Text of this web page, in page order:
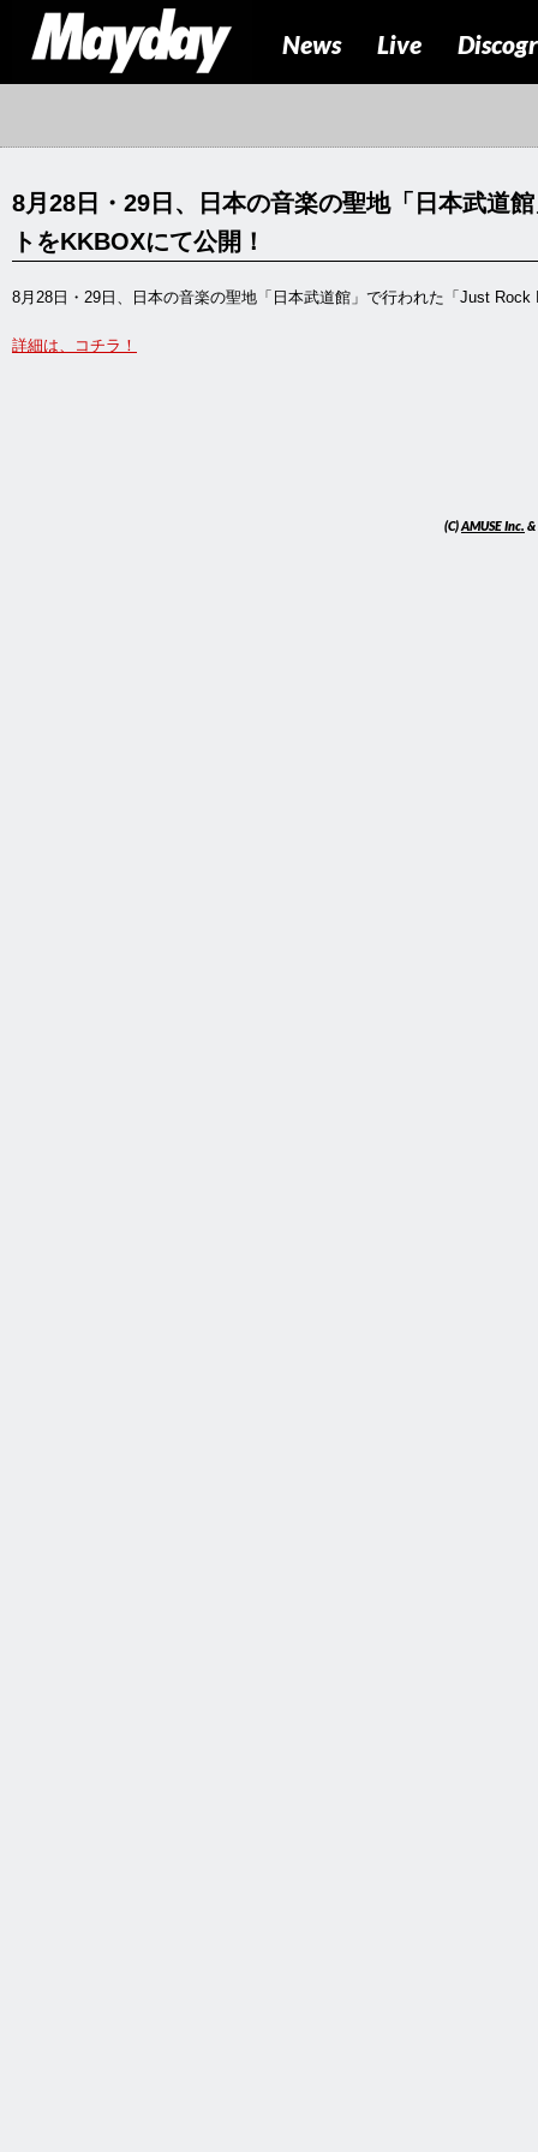
News Live
8月28日・29日、日本の音楽の聖地「日本武道
トをKKBOXにて公開！
8月28日・29日、日本の音楽の聖地「日本武道館」で行われた「Just
詳細は、コチラ！
(C)AMUSE Inc. &